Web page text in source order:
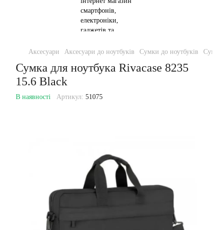
Аксесуари Аксесуари до ноутбуків Сумки до ноутбуків
Сумка для ноутбука Rivacase 8235
15.6 Black
В наявності Артикул: 51075